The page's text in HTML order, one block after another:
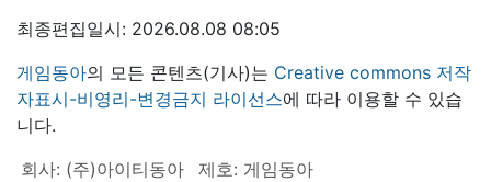
최종편집일시: 2026.08.08 08:05
게임동아의 모든 콘텐츠(기사)는 Creative commons 저작
자표시-비영리-변경금지 라이선스에 따라 이용할 수 있습
니다.
회사: (주)아이티동아
제호: 게임동아